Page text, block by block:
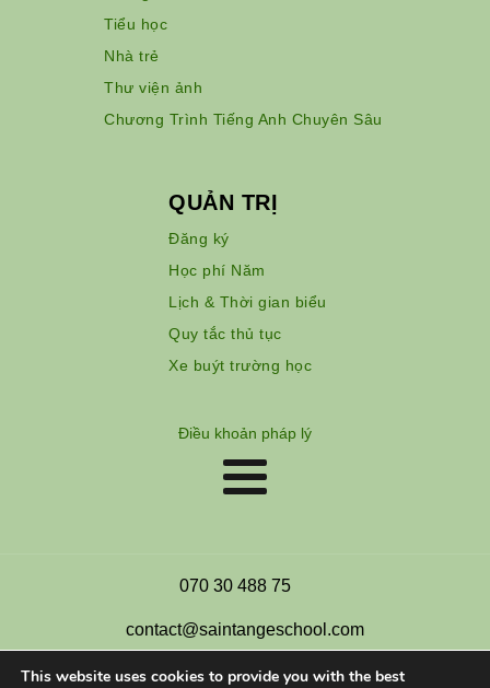
Tiểu học
Nhà trẻ
Thư viện ảnh
Chương Trình Tiếng Anh Chuyên Sâu
QUẢN TRỊ
Đăng ký
Học phí Năm
Lịch & Thời gian biểu
Quy tắc thủ tục
Xe buýt trường học
Điều khoản pháp lý
070 30 488 75
contact@saintangeschool.com
This website uses cookies to provide you with the best